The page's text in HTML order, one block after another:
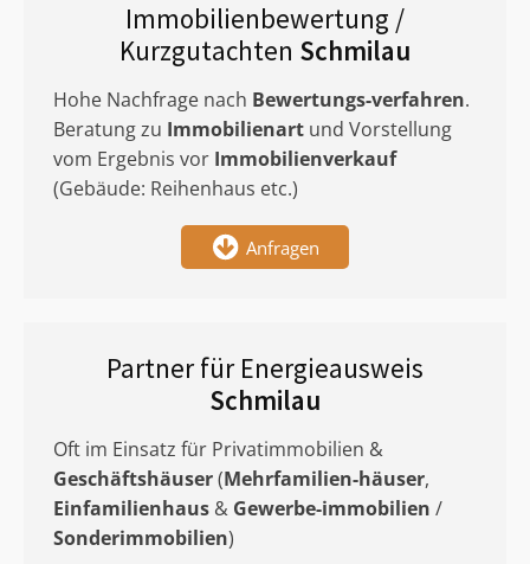
Immobilienbewertung /
Kurzgutachten Schmilau
Hohe Nachfrage nach Bewertungs-verfahren.
Beratung zu Immobilienart und Vorstellung
vom Ergebnis vor Immobilienverkauf
(Gebäude: Reihenhaus etc.)
Anfragen
Partner für Energieausweis
Schmilau
Oft im Einsatz für Privatimmobilien &
Geschäftshäuser(Mehrfamilien-häuser,
Einfamilienhaus & Gewerbe-immobilien /
Sonderimmobilien)